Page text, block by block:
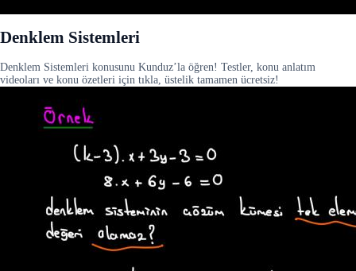
Denklem Sistemleri
Denklem Sistemleri konusunu Kunduz’la öğren! Testler, konu anlatım
videoları ve konu özetleri için tıkla, üstelik tamamen ücretsiz!